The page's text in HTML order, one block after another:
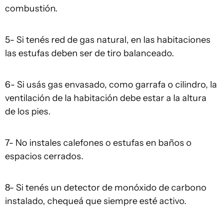
combustión.
5- Si tenés red de gas natural, en las habitaciones
las estufas deben ser de tiro balanceado.
6- Si usás gas envasado, como garrafa o cilindro, la
ventilación de la habitación debe estar a la altura
de los pies.
7- No instales calefones o estufas en baños o
espacios cerrados.
8- Si tenés un detector de monóxido de carbono
instalado, chequeá que siempre esté activo.